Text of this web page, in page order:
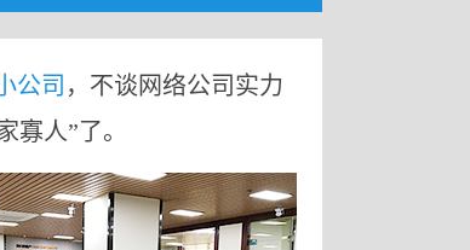
公司 ，不谈网络公司实力
寡人”了。